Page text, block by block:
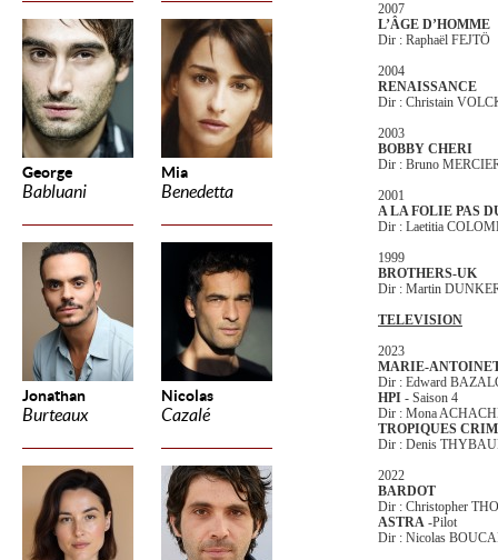
George
Babluani
Mia
Benedetta
Jonathan
Burteaux
Nicolas
Cazalé
2007
L’ÂGE D’HOMME
Dir : Raphaël FEJTÖ
2004
RENAISSANCE
Dir : Christain
2003
BOBBY CHERI
Dir : Bruno
2001
A LA FOLIE PAS
Dir : Laetitia
1999
BROTHERS-UK
Dir : Martin
TELEVISION
2023
MARIE-
Dir : Edward
HPI - Saison 4
Dir : Mona
TROPIQUES
Dir : Denis
2022
BARDOT
Dir : Christopher
ASTRA -Pilot
Dir : Nicolas